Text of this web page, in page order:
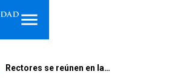
Rectores se reúnen en la…